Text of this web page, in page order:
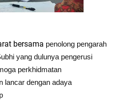
bersama penolong pengarah
yang dulunya pengerusi
perkhidmatan
lancar dengan adaya
p